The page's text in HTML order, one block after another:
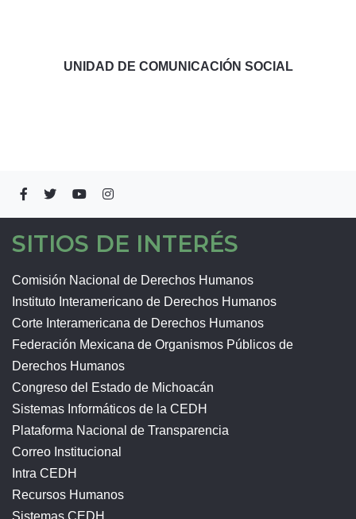
UNIDAD DE COMUNICACIÓN SOCIAL
SITIOS DE INTERÉS
Comisión Nacional de Derechos Humanos
Instituto Interamericano de Derechos Humanos
Corte Interamericana de Derechos Humanos
Federación Mexicana de Organismos Públicos de
Derechos Humanos
Congreso del Estado de Michoacán
Sistemas Informáticos de la CEDH
Plataforma Nacional de Transparencia
Correo Institucional
Intra CEDH
Recursos Humanos
Sistemas CEDH